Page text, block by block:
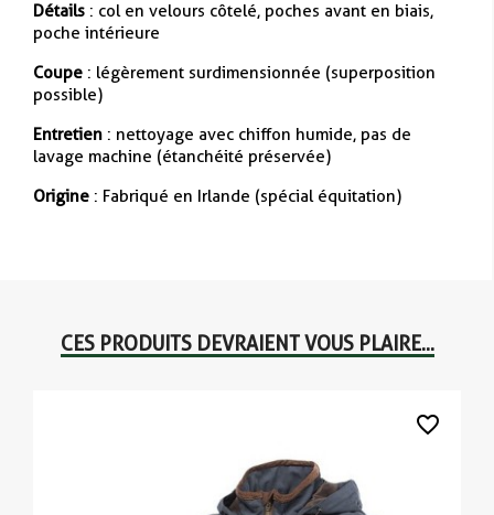
Détails : col en velours côtelé, poches avant en biais,
poche intérieure
Coupe : légèrement surdimensionnée (superposition
possible)
Entretien : nettoyage avec chiffon humide, pas de
lavage machine (étanchéité préservée)
Origine : Fabriqué en Irlande (spécial équitation)
CES PRODUITS DEVRAIENT VOUS PLAIRE...
favorite_border